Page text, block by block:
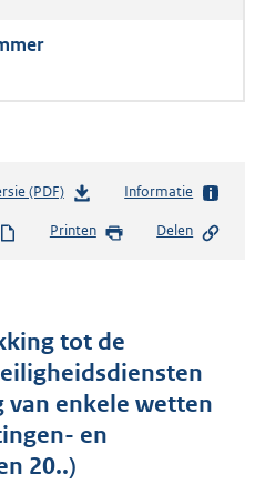
(PDF)b
s
d
s
g
r
t
Informatie
Printen Delen
tot de
van enkele wetten
en
20..)